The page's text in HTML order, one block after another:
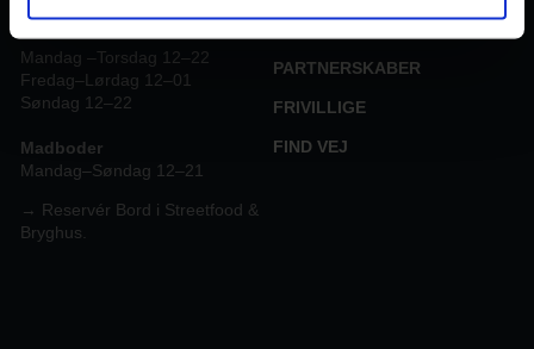
PARTNERSKABER
FRIVILLIGE
FIND VEJ
bryghus & streetfood
Mandag –Torsdag 12–22
Fredag–Lørdag 12–01
Søndag 12–22
Madboder
Mandag–Søndag 12–21
→ Reservér Bord i Streetfood &
Bryghus.